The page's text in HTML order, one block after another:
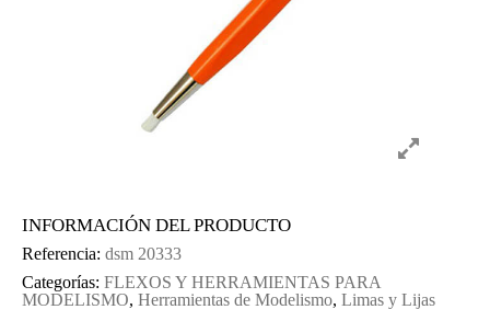
INFORMACIÓN DEL PRODUCTO
Referencia: dsm 20333
Categorías: FLEXOS Y HERRAMIENTAS PARA
MODELISMO, Herramientas de Modelismo, Limas y Lijas